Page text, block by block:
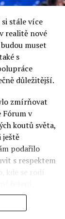
stále více
realitě nové
muset
s
důležitější.
zmírňovat
v
koutů světa,
ještě
podařilo
s respektem
kde se rodí
činnosti je